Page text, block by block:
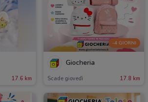
17.6 km
-4 GIORNI
Giocheria
Scade giovedì 17.8 km